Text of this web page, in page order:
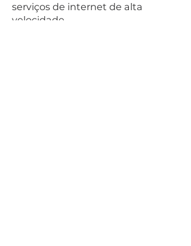
serviços de internet de alta
velocidade.